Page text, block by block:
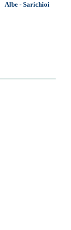
Albe - Sarichioi